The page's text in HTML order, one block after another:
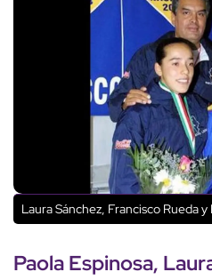
Laura Sánchez, Francisco Rueda
Paola Espinosa,